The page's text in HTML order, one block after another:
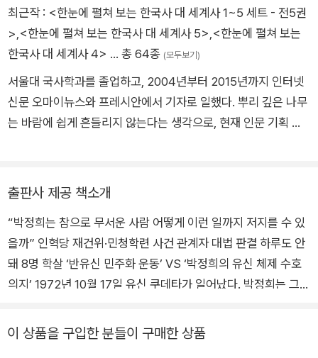
역사문제연구소 이사장, 제주4·3사건진상규명및희생자명예회
복위원회 위원 등을 역임했다. 주요 저서로 『80년대 민중의 삶과
투쟁』, 『한국 근현대 민족문제 연구』, 『한국 현대 민족운동 연구』
의 길』, 『비극의 현대 지도자』(일본어역), 『배반당한 한국 민족주
의』(영역), 『이승만의 정치이데올로기』, 『한국 현대사 60년』(영
어·일본어·중국어·프랑스어·독일어·스페인어로 번역), 『이승만과
현대사 이야기』(전20권), 『민족주의와 역사교육』(정현백 공저),
『전환기 현대사의 역사상』 등이 있다.
최근작 : <한눈에 펼쳐 보는 한국사 대 세계사 1~5 세트 - 전5권
>,<한눈에 펼쳐 보는 한국사 대 세계사 5>,<한눈에 펼쳐 보는
한국사 대 세계사 4> … 총 64종 (모두보기)
서울대 국사학과를 졸업하고, 2004년부터 2015년까지 인터넷
신문 오마이뉴스와 프레시안에서 기자로 일했다. 뿌리 깊은 나무
는 바람에 쉽게 흔들리지 않는다는 생각으로, 현재 인문 기획 집
시리즈를 기획·공저했으며 《세계를 바꾸는 파업》, 《근현대사 신
함께 쓰고 만들었다.
출판사 제공 책소개
“박정희는 참으로 무서운 사람 어떻게 이런 일까지 저지를 수 있
을까” 인혁당 재건위·민청학련 사건 관계자 대법 판결 하루도 안
돼 8명 학살 ‘반유신 민주화 운동’ VS ‘박정희의 유신 체제 수호
의지’ 1972년 10월 17일 유신 쿠데타가 일어났다. 박정희는 그날
생시켰다. 박정희는 유신 체제를 수호하기 위해 온갖 수단 방법을
이 상품을 구입한 분들이 구매한 상품